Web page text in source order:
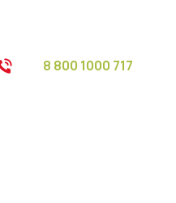
8 800 1000 717